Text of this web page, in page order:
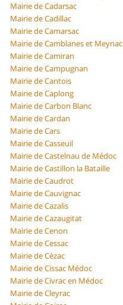
Mairie de Cadarsac
Mairie de Cadillac
Mairie de Camarsac
Mairie de Camblanes et Meynac
Mairie de Camiran
Mairie de Campugnan
Mairie de Cantois
Mairie de Caplong
Mairie de Carbon Blanc
Mairie de Cardan
Mairie de Cars
Mairie de Casseuil
Mairie de Castelnau de Médoc
Mairie de Castillon la Bataille
Mairie de Caudrot
Mairie de Cauvignac
Mairie de Cazalis
Mairie de Cazaugitat
Mairie de Cenon
Mairie de Cessac
Mairie de Cézac
Mairie de Cissac Médoc
Mairie de Civrac en Médoc
Mairie de Cleyrac